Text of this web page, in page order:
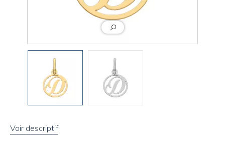
Voir descriptif